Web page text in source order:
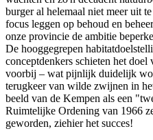
burger al helemaal niet meer uit
focus leggen op behoud en
onze provincie de ambitie
De hooggegrepen
conceptdenkers schieten het
voorbij – wat pijnlijk duidelijk
terugkeer van wilde zwijnen in
beeld van de Kempen als een
Ruimtelijke Ordening van 1966
geworden, ziehier het succes!